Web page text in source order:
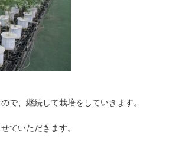
で、継続して栽培をしていきます。
ていただきます。